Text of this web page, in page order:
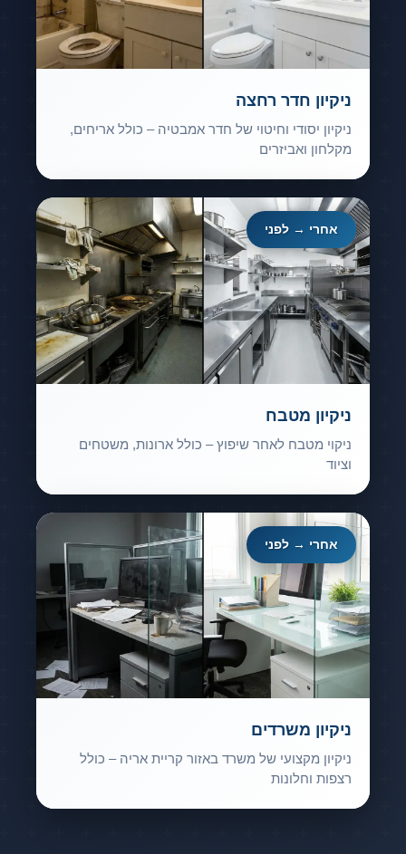
ניקיון חדר רחצה
ניקיון יסודי וחיטוי של חדר אמבטיה – כולל אריחים,
מקלחון ואביזרים
אחרי → לפני
ניקיון מטבח
ניקוי מטבח לאחר שיפוץ – כולל ארונות, משטחים
וציוד
אחרי → לפני
ניקיון משרדים
ניקיון מקצועי של משרד באזור קריית אריה – כולל
רצפות וחלונות